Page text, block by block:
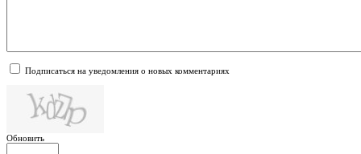
Подписаться на уведомления о новых комментариях
Обновить